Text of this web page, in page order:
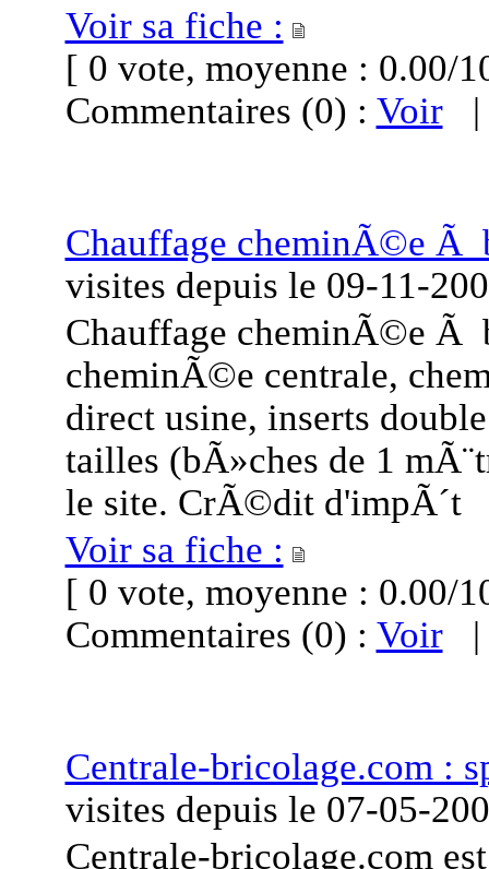
Voir sa fiche :
[ 0 vote, moyenne :
Commentaires (0) : Voir
Chauffage cheminÃ©e Ã
visites depuis le 09-11-
Chauffage cheminÃ©e Ã
cheminÃ©e centrale,
direct usine, inserts
tailles (bÃ»ches de 1
le site. CrÃ©dit d'impÃ´t
Voir sa fiche :
[ 0 vote, moyenne :
Commentaires (0) : Voir
Centrale-bricolage.com :
visites depuis le 07-05-
Centrale-bricolage.com